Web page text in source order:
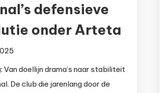
defensieve
onder Arteta
Van doellijn drama’s naar stabiliteit
De club die jarenlang door de